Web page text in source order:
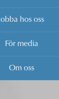
Jobba hos oss
För media
Om oss